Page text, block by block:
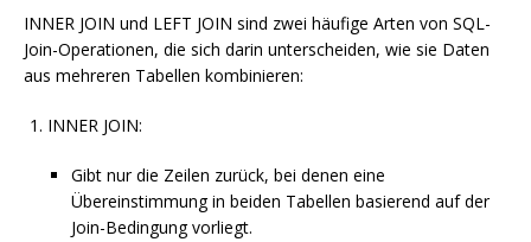
INNER JOIN und LEFT JOIN sind zwei häufige Arten von SQL-
Join-Operationen, die sich darin unterscheiden, wie sie Daten
aus mehreren Tabellen kombinieren:
INNER JOIN:
Gibt nur die Zeilen zurück, bei denen eine
Übereinstimmung in beiden Tabellen basierend auf der
Join-Bedingung vorliegt.